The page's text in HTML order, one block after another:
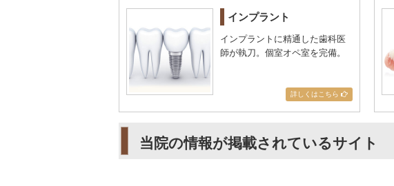
インプラント
インプラントに精通した歯科医
師が執刀。個室オペ室を完備。
詳しくはこちら
当院の情報が掲載されているサイト